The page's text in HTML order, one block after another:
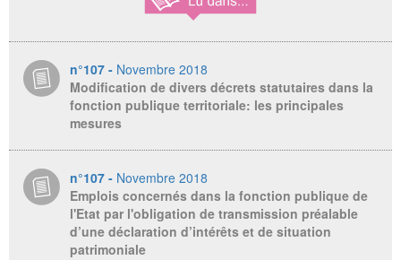
n°107 - Novembre 2018
Modification de divers décrets statutaires dans la
fonction publique territoriale: les principales
mesures
n°107 - Novembre 2018
Emplois concernés dans la fonction publique de
l'Etat par l'obligation de transmission préalable
d’une déclaration d’intérêts et de situation
patrimoniale